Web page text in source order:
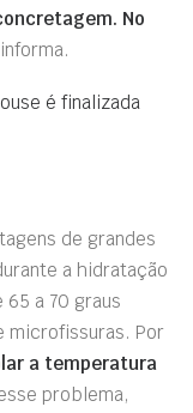
No
informa.
é finalizada
de grandes
a hidratação
a 70 graus
microfissuras. Por
a temperatura
problema,